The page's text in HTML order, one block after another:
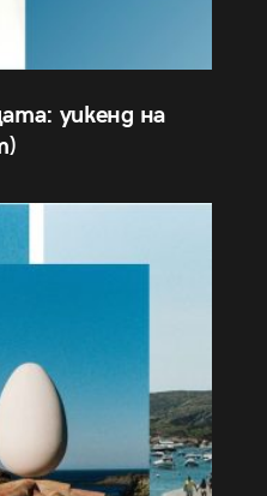
уикенд на